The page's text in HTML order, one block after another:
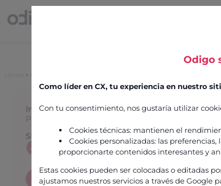
Odigo
Como líder en CX, tu experiencia en nuestro
Con tu consentimiento, nos gustaría utilizar
Cookies técnicas: mantienen el
Cookies personalizadas: las
proporcionarte contenidos interesantes y
Estas cookies pueden ser colocadas o editadas
ajustamos nuestros servicios a través de Google
>
Information
Published on
Share this article
Read the following interview